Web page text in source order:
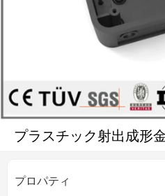
プラスチック射出成形
プロパティ